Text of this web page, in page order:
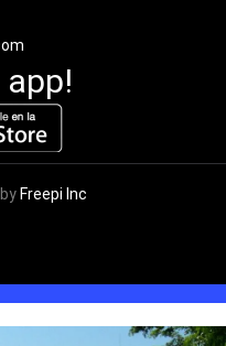
app!
Freepi Inc